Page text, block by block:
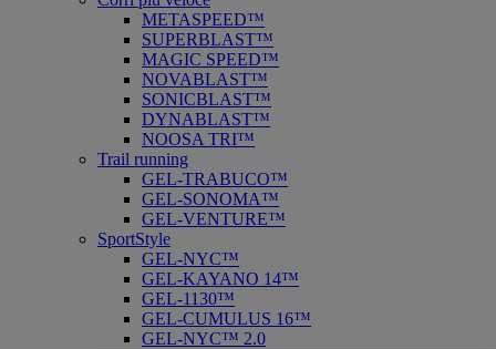
METASPEED™
SUPERBLAST™
MAGIC SPEED™
NOVABLAST™
SONICBLAST™
DYNABLAST™
NOOSA TRI™
Trail running
GEL-TRABUCO™
GEL-SONOMA™
GEL-VENTURE™
SportStyle
GEL-NYC™
GEL-KAYANO 14™
GEL-1130™
GEL-CUMULUS 16™
GEL-NYC™ 2.0